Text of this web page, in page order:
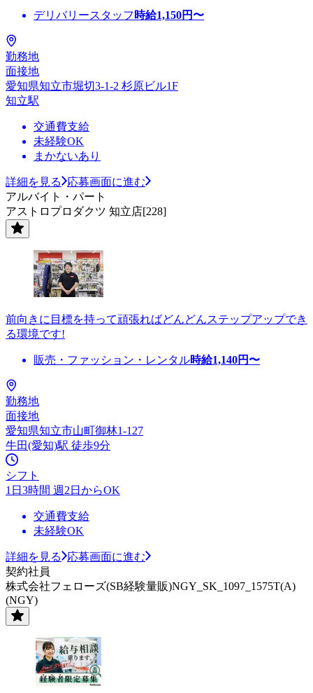
デリバリースタッフ 時給1,150円〜
勤務地
面接地
愛知県知立市堀切3-1-2 杉原ビル1F
知立駅
交通費支給
未経験OK
まかないあり
詳細を見る
応募画面に進む
アルバイト・パート
アストロプロダクツ 知立店[228]
前向きに目標を持って頑張ればどんどんステップアップでき
る環境です!
販売・ファッション・レンタル時給1,140円〜
勤務地
面接地
愛知県知立市山町御林1-127
牛田(愛知)駅 徒歩9分
シフト
1日3時間 週2日からOK
交通費支給
未経験OK
詳細を見る
応募画面に進む
契約社員
株式会社フェローズ(SB経験量販)NGY_SK_1097_1575T(A)
(NGY)